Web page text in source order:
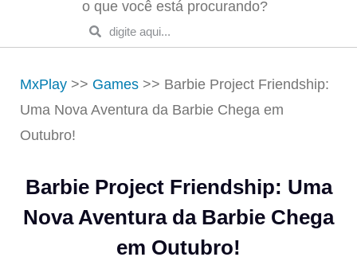
o que você está procurando?
MxPlay >> Games >> Barbie Project Friendship:
Uma Nova Aventura da Barbie Chega em
Outubro!
Barbie Project Friendship: Uma
Nova Aventura da Barbie Chega
em Outubro!